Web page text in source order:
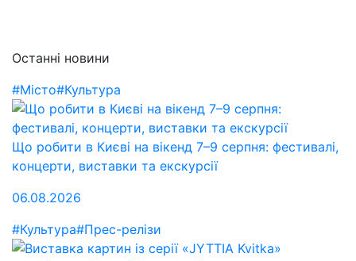
Останні новини
#Місто#Культура
Що робити в Києві на вікенд 7–9 серпня: фестивалі,
концерти, виставки та екскурсії
06.08.2026
#Культура#Прес-релізи